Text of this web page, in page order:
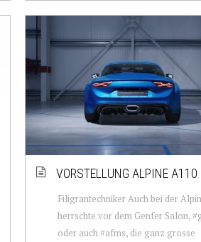
VORSTELLUNG ALPINE A110
Filigrantechniker Auch bei der
herrschte vor dem Genfer Salon,
oder auch #afms, die ganz grosse